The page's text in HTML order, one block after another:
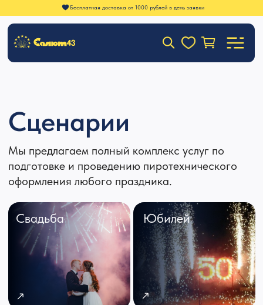
Бесплатная доставка от 1000 рублей в день заявки
подготовке и проведению пиротехнического
оформления любого праздника.
Свадьба
Городской
салют
Юбилей
Корпоратив